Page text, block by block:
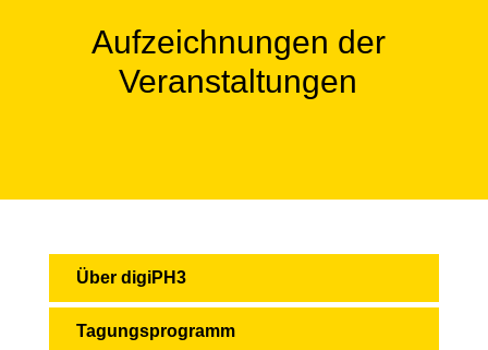
Aufzeichnungen der
Veranstaltungen
Über digiPH3
Tagungsprogramm